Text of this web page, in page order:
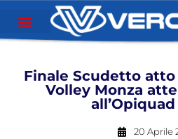
Finale Scudetto atto
Volley Monza
20 Aprile